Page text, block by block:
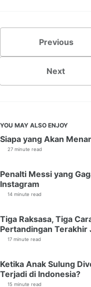
Previous
Next
YOU MAY ALSO ENJOY
Siapa yang Akan
27 minute read
Penalti Messi yang
Instagram
14 minute read
Tiga Raksasa, Tiga
Pertandingan Terakhir
17 minute read
Ketika Anak Sulung
Terjadi di Indonesia?
15 minute read